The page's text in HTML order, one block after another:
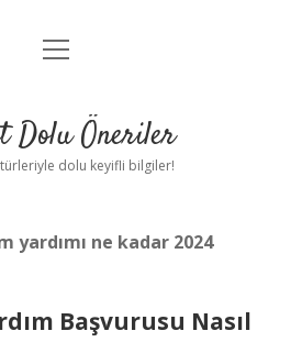
Anasayfa
Yasal Uyarı
menüyü
Dolu Öneriler
dolu keyifli bilgiler!
yardımı ne kadar 2024
Başvurusu Nasıl